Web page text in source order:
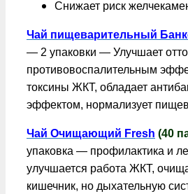
Снижает риск
Чай пищеварительный
— 2 упаковки — Улучшает
противовоспалительным
токсины ЖКТ, обладает
эффектом, нормализует
Чай Очищающий Fresh (40
упаковка — профилактика и
улучшается работа ЖКТ,
кишечник, но дыхательную